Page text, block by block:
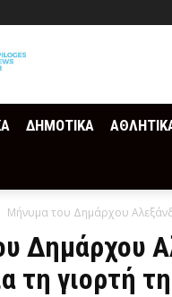
ΔΗΜΟΤΙΚΑ
Μήνυμα του Δημάρχου
Δημάρχου
τη γιορτή